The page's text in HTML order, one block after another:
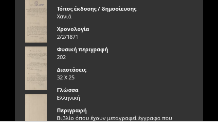
Τόπος έκδοσης / δημοσίευσης
Χανιά
Χρονολογία
2/2/1871
Φυσική περιγραφή
202
Διαστάσεις
32 Χ 25
Γλώσσα
Ελληνική
Περιγραφή
Βιβλίο όπου έχουν μεταγραφεί έγγραφα που